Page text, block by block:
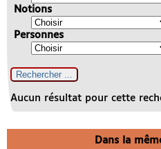
Notions
Personnes
Aucun résultat pour cette
Dans la